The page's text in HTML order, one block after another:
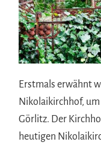
Erstmals erwähnt
Nikolaikirchhof,
Görlitz. Der
heutigen